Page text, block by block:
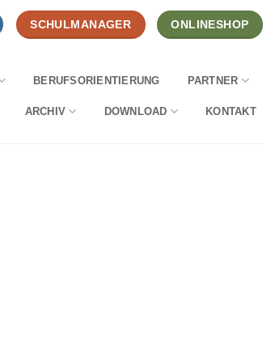
SCHULMANAGER ONLINESHOP
BERUFSORIENTIERUNG PARTNER
ARCHIV DOWNLOAD KONTAKT